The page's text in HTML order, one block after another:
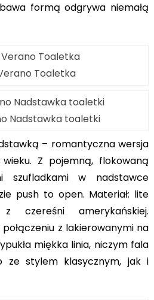
formą odgrywa niemałą
Toaletka
Nadstawka toaletki
– romantyczna wersja
Z pojemną, flokowaną
szufladkami w nadstawce
push to open. Materiał: lite
amerykańskiej.
z lakierowanymi na
miękka linia, niczym fala
ze stylem klasycznym, jak i